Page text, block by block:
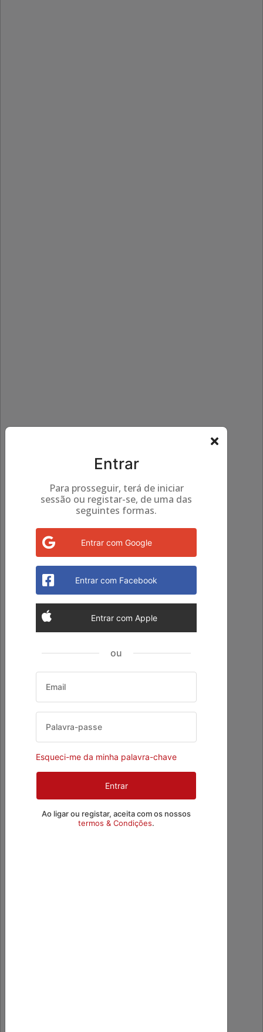
Entrar
Para prosseguir, terá de iniciar
sessão ou registar-se, de uma das
seguintes formas.
Entrar com Apple
ou
Email
Palavra-passe
Esqueci-me da minha palavra-chave
Ao ligar ou registar, aceita com os nossos
termos & Condições.